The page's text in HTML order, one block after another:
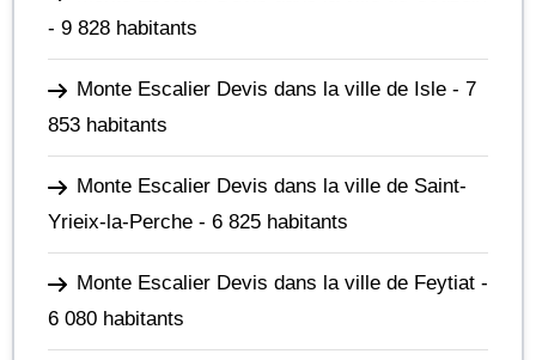
- 9 828 habitants
Monte Escalier Devis dans la ville de Isle - 7
853 habitants
Monte Escalier Devis dans la ville de Saint-
Yrieix-la-Perche - 6 825 habitants
Monte Escalier Devis dans la ville de Feytiat -
6 080 habitants